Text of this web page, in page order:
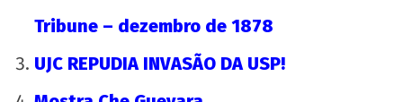
Tribune – dezembro de 1878
UJC REPUDIA INVASÃO DA USP!